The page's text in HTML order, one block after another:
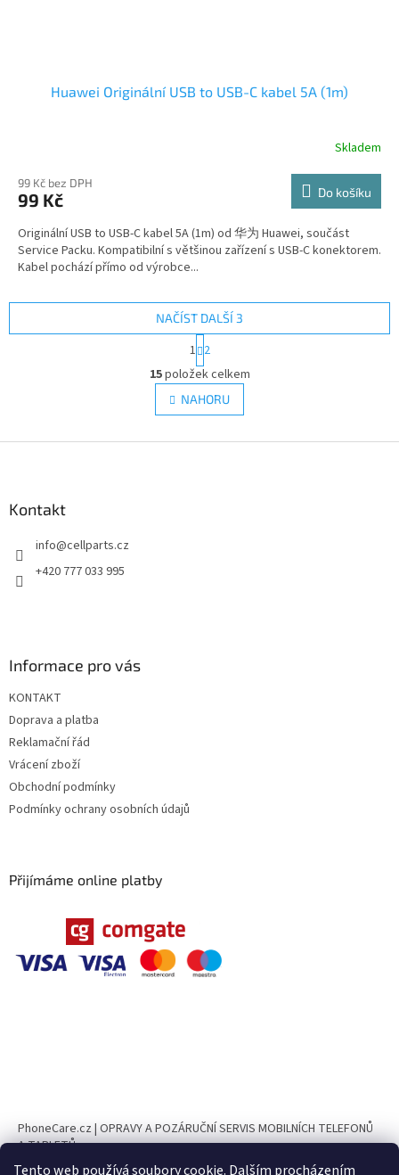
Tento web používá soubory cookie. Dalším procházením
Huawei Originální USB to USB-C kabel 5A (1m)
Skladem
99 Kč bez DPH
99 Kč Do košíku
Originální USB to USB-C kabel 5A (1m) od 华为 Huawei, součást
Service Packu. Kompatibilní s většinou zařízení s USB-C konektorem.
Kabel pochází přímo od výrobce...
O
v
l
á
NAČÍST DALŠÍ 3
t
r
á
n
k
v
1 2
15položek celkem
NAHORU
Kontakt
info@cellparts.cz
+420 777 033 995
Informace pro vás
KONTAKT
Doprava a platba
Reklamační řád
Vrácení zboží
Obchodní podmínky
Podmínky ochrany osobních údajů
Přijímáme online platby
PhoneCare.cz | OPRAVY A POZÁRUČNÍ SERVIS MOBILNÍCH TELEFONŮ
A TABLETŮ